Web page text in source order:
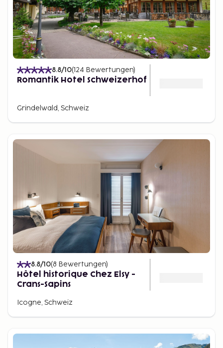
8.8/10(124 Bewertungen)
Romantik Hotel Schweizerhof
Grindelwald, Schweiz
8.8/10(8 Bewertungen)
Hôtel historique Chez Elsy -
Crans-Sapins
Icogne, Schweiz